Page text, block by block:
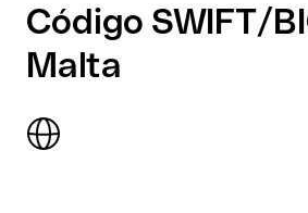
Código SWIFT/
Malta